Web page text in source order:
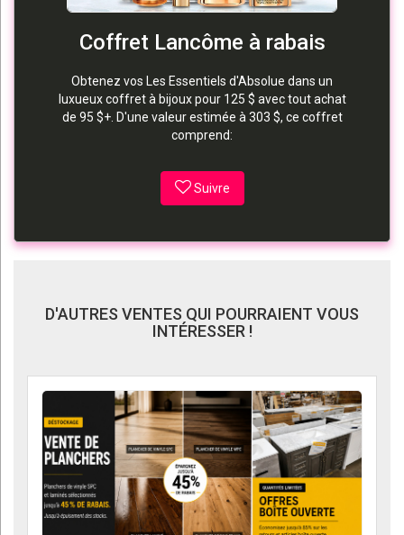
Coffret Lancôme à rabais
Obtenez vos Les Essentiels d'Absolue dans un
luxueux coffret à bijoux pour 125 $ avec tout achat
de 95 $+. D'une valeur estimée à 303 $, ce coffret
comprend:
Suivre
D'AUTRES VENTES QUI POURRAIENT VOUS
INTÉRESSER !